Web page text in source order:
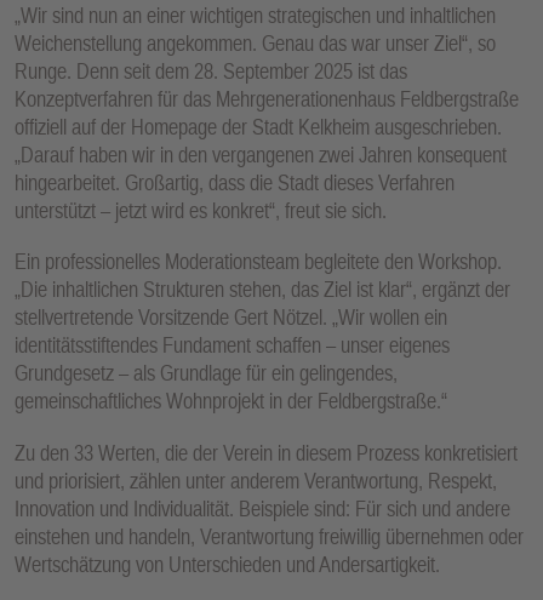
„Wir sind nun an einer wichtigen strategischen und inhaltlichen
Weichenstellung angekommen. Genau das war unser Ziel“, so
Runge. Denn seit dem 28. September 2025 ist das
Konzeptverfahren für das Mehrgenerationenhaus Feldbergstraße
offiziell auf der Homepage der Stadt Kelkheim ausgeschrieben.
„Darauf haben wir in den vergangenen zwei Jahren konsequent
hingearbeitet. Großartig, dass die Stadt dieses Verfahren
unterstützt – jetzt wird es konkret“, freut sie sich.
Ein professionelles Moderationsteam begleitete den Workshop.
„Die inhaltlichen Strukturen stehen, das Ziel ist klar“, ergänzt der
stellvertretende Vorsitzende Gert Nötzel. „Wir wollen ein
identitätsstiftendes Fundament schaffen – unser eigenes
Grundgesetz – als Grundlage für ein gelingendes,
gemeinschaftliches Wohnprojekt in der Feldbergstraße.“
Zu den 33 Werten, die der Verein in diesem Prozess konkretisiert
und priorisiert, zählen unter anderem Verantwortung, Respekt,
Innovation und Individualität. Beispiele sind: Für sich und andere
einstehen und handeln, Verantwortung freiwillig übernehmen oder
Wertschätzung von Unterschieden und Andersartigkeit.